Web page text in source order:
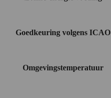
Goedkeuring volgens ICAO
Omgevingstemperatuur